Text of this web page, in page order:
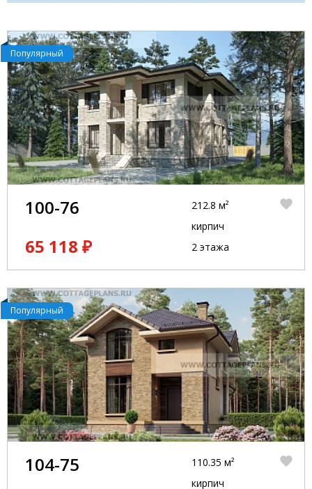
Популярный
100-76
65 118 ₽
212.8 м²
кирпич
2 этажа
Популярный
104-75
110.35 м²
кирпич